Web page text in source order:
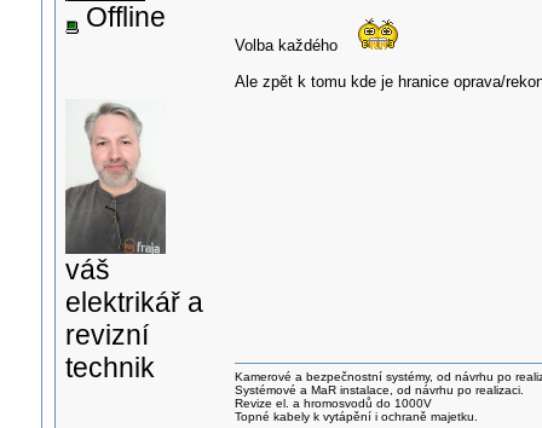
Offline
váš
elektrikář a
revizní
technik
Volba každého
Ale zpět k tomu kde je hranice oprava/
Kamerové a bezpečnostní systémy, od návrhu po
Systémové a MaR instalace, od návrhu po realizaci.
Revize el. a hromosvodů do 1000V
Topné kabely k vytápění i ochraně majetku.